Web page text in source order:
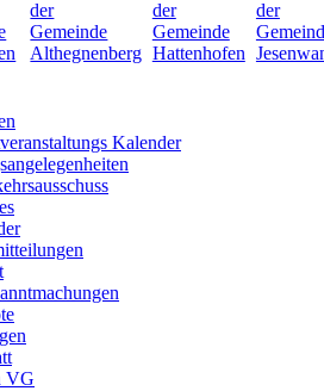
Kalender
VG